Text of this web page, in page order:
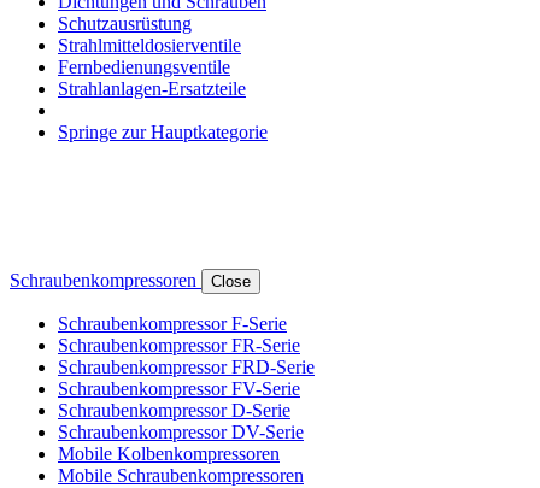
Schutzausrüstung
Strahlmitteldosierventile
Fernbedienungsventile
Strahlanlagen-Ersatzteile
Springe zur Hauptkategorie
Schraubenkompressoren Close
Schraubenkompressor F-Serie
Schraubenkompressor FR-Serie
Schraubenkompressor FRD-Serie
Schraubenkompressor FV-Serie
Schraubenkompressor D-Serie
Schraubenkompressor DV-Serie
Mobile Kolbenkompressoren
Mobile Schraubenkompressoren